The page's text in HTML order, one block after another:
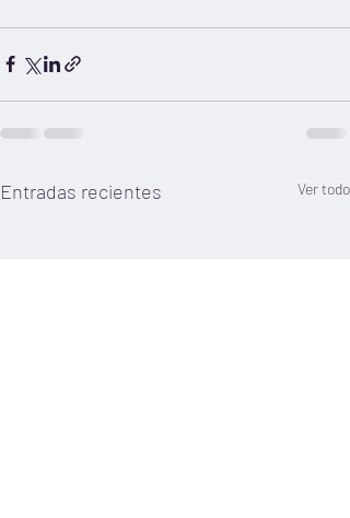
Entradas recientes Ver todo